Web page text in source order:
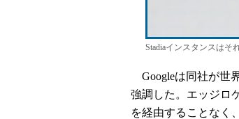
Stadiaインスタンスはそ
Googleは同社が世
強調した。エッジロ
を経由することなく